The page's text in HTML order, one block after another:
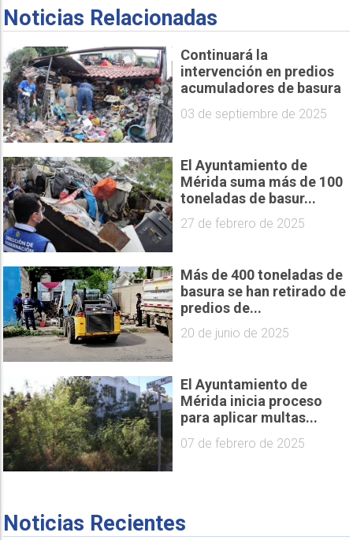
Noticias Relacionadas
Continuará la
intervención en predios
acumuladores de basura
03 de septiembre de 2025
El Ayuntamiento de
Mérida suma más de 100
toneladas de basur...
27 de febrero de 2025
Más de 400 toneladas de
basura se han retirado de
predios de...
20 de junio de 2025
El Ayuntamiento de
Mérida inicia proceso
para aplicar multas...
07 de febrero de 2025
Noticias Recientes